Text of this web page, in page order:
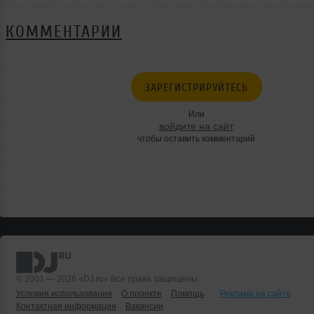
КОММЕНТАРИИ
ЗАРЕГИСТРИРУЙТЕСЬ
Или
войдите на сайт
чтобы оставить комментарий
© 2001 — 2026 «DJ.ru» Все права защищены.
Условия использования
О проекте Помощь
Реклама на сайте
Контактная информация
Вакансии